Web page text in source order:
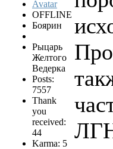
OFFLINE
Боярин
Рыцарь
Желтого
Ведерка
Posts:
7557
Thank
you
received:
44
Karma: 5